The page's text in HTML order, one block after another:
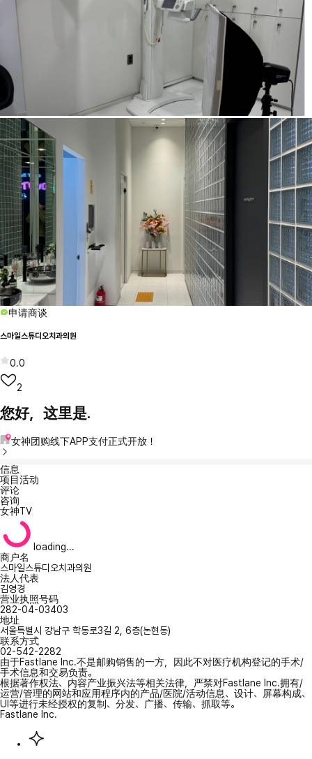
申请商谈
스마일스튜디오치과의원
0.0
2
您好，这里是.
女神团购线下APP支付正式开放！
信息
项目活动
评论
咨询
女神TV
loading...
商户名
스마일스튜디오치과의원
法人代表
김영경
营业执照号码
282-04-03403
地址
서울특별시 강남구 학동로3길 2, 6층(논현동)
联系方式
02-542-2282
由于Fastlane Inc.不是邮购销售的一方，因此不对医疗机构登记的手术/
手术信息和交易负责。
根据著作权法、内容产业振兴法等相关法律，严禁对Fastlane Inc.拥有/
运营/管理的网站和应用程序内的产品/医院/活动信息、设计、屏幕构成、
UI等进行未经授权的复制、分发、广播、传输、抓取等。
Fastlane Inc.